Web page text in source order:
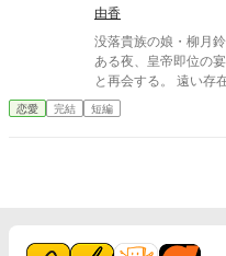
由香
没落貴族の娘・柳月
ある夜、皇帝即位の
と再会する。 遠い存在になったはずの彼。 けれど、その夜をきっ
かけに月鈴の運命は大きく動き出す
なぜか彼女だけには
恋愛 完結 短編